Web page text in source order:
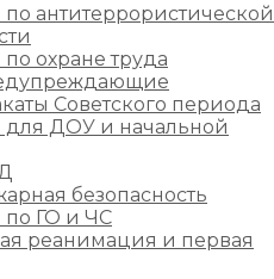
по антитеррористической
охране труда
Советского периода
для ДОУ и начальной
безопасность
по ГО и ЧС
реанимация и первая